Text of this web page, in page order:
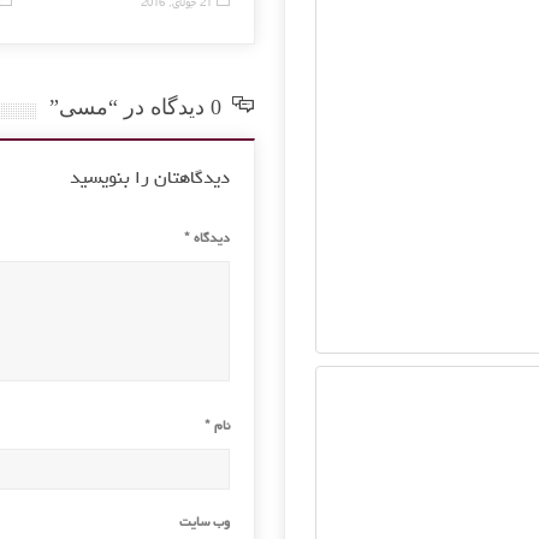
دیدگاهتان را بنویسید
دیدگاه *
نام *
وب‌ سایت